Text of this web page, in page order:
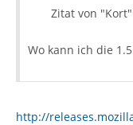
Zitat von "Kort"
Wo kann ich die
http://